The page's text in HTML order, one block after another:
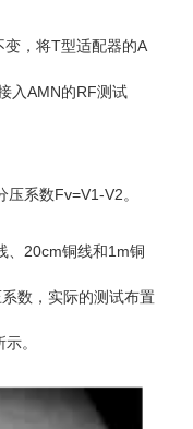
变，将T型适配器的A
入AMN的RF测试
压系数Fv=V1-V2。
、20cm铜线和1m铜
数，实际的测试布置
。